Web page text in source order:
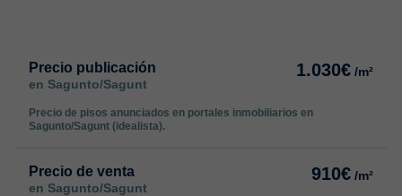
Precio publicación
en Sagunto/Sagunt
1.030€ /m²
Precio de pisos anunciados en portales inmobiliarios en
Sagunto/Sagunt (idealista).
Precio de venta
en Sagunto/Sagunt
910€ /m²